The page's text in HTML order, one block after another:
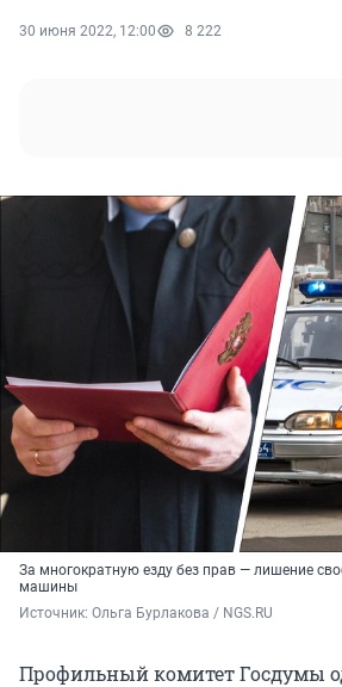
30 июня 2022, 12:00 8 222
За многократную езду без прав — лишение
машины
Источник: Ольга Бурлакова / NGS.RU
Профильный комитет Госдумы